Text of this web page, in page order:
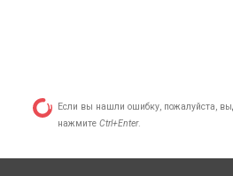
Если вы нашли ошибку, пожалуйста,
нажмите Ctrl+Enter.